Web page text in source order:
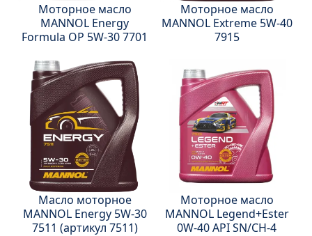
Моторное масло
MANNOL Energy
Formula OP 5W-30 7701
Моторное масло
MANNOL Extreme 5W-40
7915
Масло моторное
МANNOL Energy 5W-30
7511 (артикул 7511)
Моторное масло
MANNOL Legend+Ester
0W-40 API SN/CH-4